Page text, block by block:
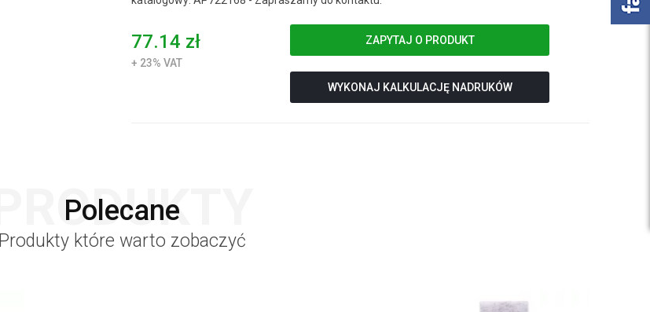
77.14 zł
+ 23% VAT
ZAPYTAJ O PRODUKT
WYKONAJ KALKULACJĘ NADRUKÓW
Polecane
PRODUKTY
Produkty które warto zobaczyć